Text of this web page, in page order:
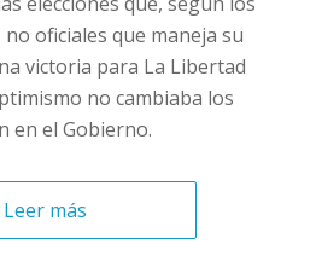
oficiales que maneja su
victoria para La Libertad
no cambiaba los
en el Gobierno.
Leer más